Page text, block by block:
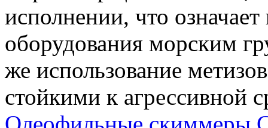
исполнении, что
оборудования морским
же использование
стойкими к агрессивной